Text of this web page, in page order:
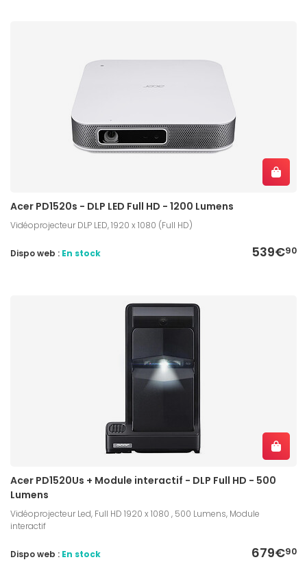
Acer PD1520s - DLP LED Full HD - 1200 Lumens
Vidéoprojecteur DLP LED, 1920 x 1080 (Full HD)
539€90
Dispo web : En stock
Acer PD1520Us + Module interactif - DLP Full HD - 500
Lumens
Vidéoprojecteur Led, Full HD 1920 x 1080 , 500 Lumens, Module
interactif
679€90
Dispo web : En stock